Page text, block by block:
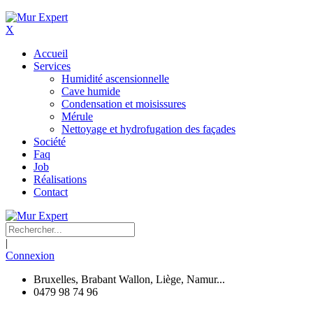
X
Accueil
Services
Humidité ascensionnelle
Cave humide
Condensation et moisissures
Mérule
Nettoyage et hydrofugation des façades
Société
Faq
Job
Réalisations
Contact
|
Connexion
Bruxelles, Brabant Wallon, Liège, Namur...
0479 98 74 96